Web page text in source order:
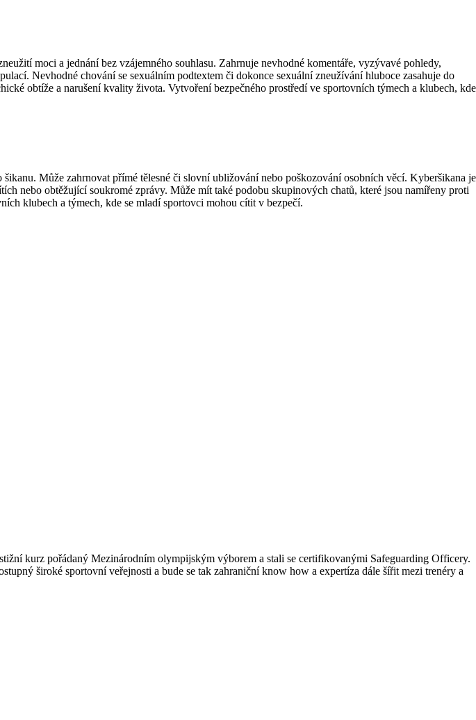
moci a jednání bez vzájemného souhlasu. Zahrnuje nevhodné komentáře, vyzývavé pohledy,
Nevhodné chování se sexuálním podtextem či dokonce sexuální zneužívání hluboce zasahuje do
obtíže a narušení kvality života. Vytvoření bezpečného prostředí ve sportovních týmech a klubech, kde
Může zahrnovat přímé tělesné či slovní ubližování nebo poškozování osobních věcí. Kyberšikana je
nebo obtěžující soukromé zprávy. Může mít také podobu skupinových chatů, které jsou namířeny proti
klubech a týmech, kde se mladí sportovci mohou cítit v bezpečí.
kurz pořádaný Mezinárodním olympijským výborem a stali se certifikovanými Safeguarding Officery.
široké sportovní veřejnosti a bude se tak zahraniční know how a expertíza dále šířit mezi trenéry a